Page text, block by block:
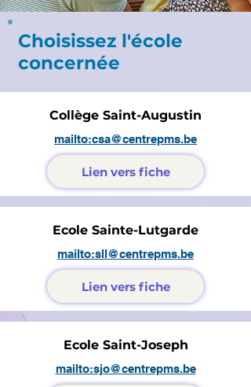
Choisissez l'école
concernée
Collège Saint-Augustin
mailto:csa@centrepms.be
Lien vers fiche
Ecole Sainte-Lutgarde
mailto:sll@centrepms.be
Lien vers fiche
Ecole Saint-Joseph
mailto:sjo@centrepms.be